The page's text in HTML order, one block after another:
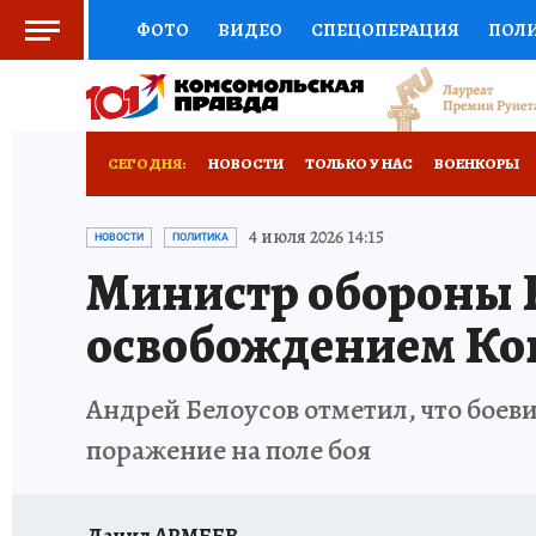
ФОТО ВИДЕО СПЕЦОПЕРАЦИЯ
СОЦПОДДЕРЖКА НАУКА СПОРТ
ТУРИЗМ
ГИД ПОТРЕБИТЕЛЯ ВСЕ О КП РАДИО КП
СЕГОДНЯ: НОВОСТИ ТОЛЬКО У НАС ВОЕНКОРЫ
НОВОРОССИЯ АФИША
НОВОСТИ ПОЛИТИКА 4 июля 2026 14:15
Министр обороны
освобождением
Андрей Белоусов отметил, что
поражение на поле боя